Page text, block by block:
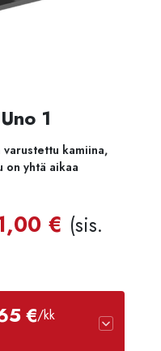
1
kamiina,
on yhtä aikaa
€.
€
on:
(sis.
€/kk